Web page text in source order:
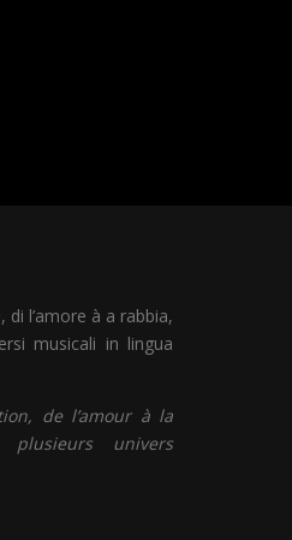
l’amore à a rabbia,
musicali in lingua
de l’amour à la
univers